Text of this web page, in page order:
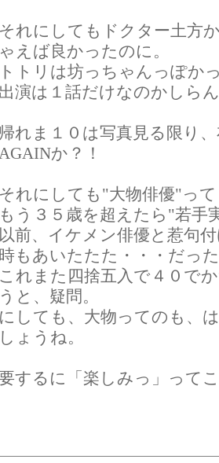
それにしてもドクター土方
ゃえば良かったのに。
トトリは坊っちゃんっぽか
出演は１話だけなのかしら
帰れま１０は写真見る限り
AGAINか？！
それにしても"大物俳優"っ
もう３５歳を超えたら"若手
以前、イケメン俳優と惹句
時もあいたたた・・・だっ
これまた四捨五入で４０で
うと、疑問。
にしても、大物ってのも、
しょうね。
するに「楽しみっ」って